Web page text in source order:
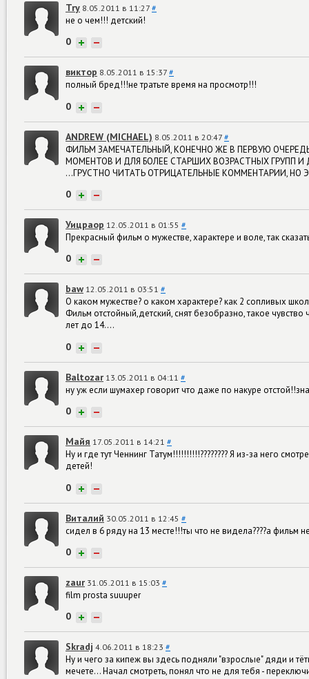
Try 8.05.2011 в 11:27 #
не о чем!!! детский!
0 + −
виктор 8.05.2011 в 15:37 #
полный бред!!!не тратьте время на просмотр!!!
0 + −
ANDREW (MICHAEL) 8.05.2011 в 20:47 #
ФИЛЬМ ЗАМЕЧАТЕЛЬНЫЙ, КОНЕЧНО ЖЕ В ПЕРВУЮ
МОМЕНТОВ И ДЛЯ БОЛЕЕ СТАРШИХ ВОЗРАСТНЫХ ГРУПП
...ГРУСТНО ЧИТАТЬ ОТРИЦАТЕЛЬНЫЕ КОММЕНТАРИИ, НО
0 + −
Уицраор 12.05.2011 в 01:55 #
Прекрасный фильм о мужестве, характере и воле, так
0 + −
baw 12.05.2011 в 03:51 #
О каком мужестве? о каком характере? как 2 сопливых
Фильм отстойный,детский, снят безобразно, такое
лет до 14....
0 + −
Baltozar 13.05.2011 в 04:11 #
ну уж если шумахер говорит что даже по накуре
0 + −
Майя 17.05.2011 в 14:21 #
Ну и где тут Ченнинг Татум!!!!!!!!!!???????? Я из-за него
детей!
0 + −
Виталий 30.05.2011 в 12:45 #
сидел в 6 ряду на 13 месте!!!ты что не видела????а фильм
0 + −
zaur 31.05.2011 в 15:03 #
film prosta suuuper
0 + −
Skradj 4.06.2011 в 18:23 #
Ну и чего за кипеж вы здесь подняли "взрослые" дяди и
мечете... Начал смотреть, понял что не для тебя -